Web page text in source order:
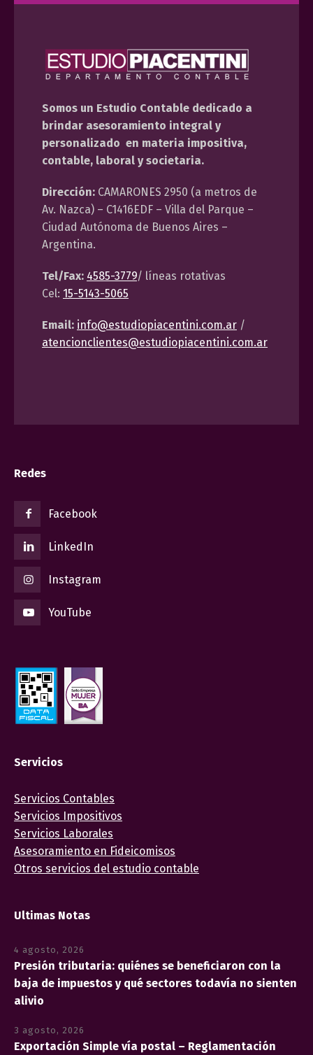
Somos un Estudio Contable dedicado a
brindar asesoramiento integral y
personalizado en materia impositiva,
contable, laboral y societaria.
Dirección: CAMARONES 2950 (a metros de
Av. Nazca) – C1416EDF – Villa del Parque –
Ciudad Autónoma de Buenos Aires –
Argentina.
Tel/Fax: 4585-3779/ líneas rotativas
Cel: 15-5143-5065
Email: info@estudiopiacentini.com.ar /
atencionclientes@estudiopiacentini.com.ar
Redes
Facebook
LinkedIn
Instagram
YouTube
Servicios
Servicios Contables
Servicios Impositivos
Servicios Laborales
Asesoramiento en Fideicomisos
Otros servicios del estudio contable
Ultimas Notas
4 agosto, 2026
Presión tributaria: quiénes se beneficiaron con la
baja de impuestos y qué sectores todavía no sienten
alivio
3 agosto, 2026
Exportación Simple vía postal – Reglamentación